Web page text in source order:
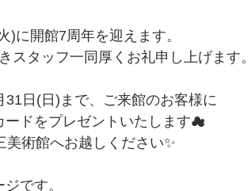
)に開館7周年を迎えます。
スタッフ一同厚くお礼申し上げます。
日(日)まで、ご来館のお客様に
ードをプレゼントいたします☁
術館へお越しください✨
です。